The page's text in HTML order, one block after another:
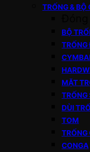
TRỐNG & BỘ
BỘ
TRỐNG
MẶT
TRỐNG
DÙI
TOM
TRỐNG
CONGA